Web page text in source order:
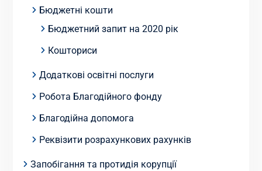
Бюджетні кошти
Бюджетний запит на 2020 рік
Кошториси
Додаткові освітні послуги
Робота Благодійного фонду
Благодійна допомога
Реквізити розрахункових рахунків
Запобігання та протидія корупції